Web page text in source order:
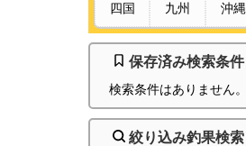
四国 九州 沖縄
保存済み検索条件
検索条件はありません。
絞り込み釣果検索